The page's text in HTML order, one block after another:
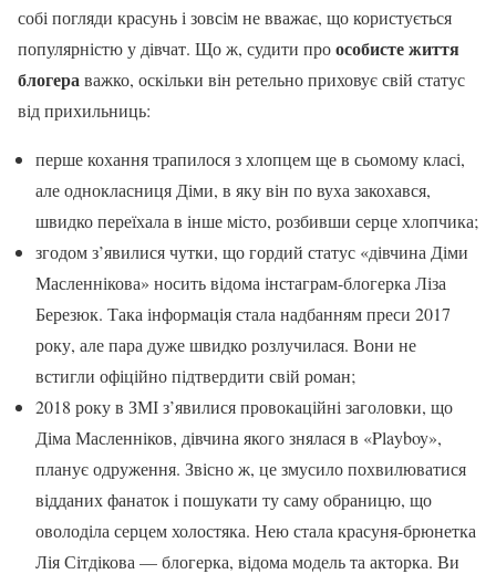
собі погляди красунь і зовсім не вважає, що користується
популярністю у дівчат. Що ж, судити проособисте життя
блогераважко, оскільки він ретельно приховує свій статус
від прихильниць:
перше кохання трапилося з хлопцем ще в сьомому класі,
але однокласниця Діми, в яку він по вуха закохався,
швидко переїхала в інше місто, розбивши серце хлопчика;
згодом з’явилися чутки, що гордий статус «дівчина Діми
Масленнікова» носить відома інстаграм-блогерка Ліза
Березюк. Така інформація стала надбанням преси 2017
року, але пара дуже швидко розлучилася. Вони не
встигли офіційно підтвердити свій роман;
2018 року в ЗМІ з’явилися провокаційні заголовки, що
Діма Масленніков, дівчина якого знялася в «Playboy»,
планує одруження. Звісно ж, це змусило похвилюватися
відданих фанаток і пошукати ту саму обраницю, що
оволоділа серцем холостяка. Нею стала красуня-брюнетка
Лія Сітдікова — блогерка, відома модель та акторка. Ви